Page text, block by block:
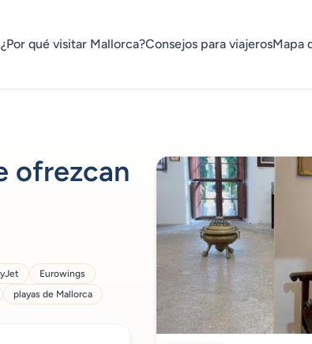
¿Por qué visitar Mallorca?Consejos para viajerosMapa
ofrezcan
Eurowings
playas de Mallorca